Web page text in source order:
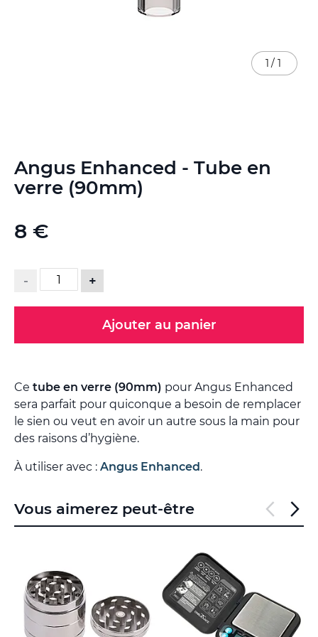
Angus Enhanced - Tube en
verre (90mm)
8 €
- +
Ajouter au panier
Ce tube en verre (90mm) pour Angus Enhanced
sera parfait pour quiconque a besoin de remplacer
le sien ou veut en avoir un autre sous la main pour
des raisons d’hygiène.
À utiliser avec : Angus Enhanced.
1 / 1
to
the
beginning
the
images
Vous aimerez peut-être